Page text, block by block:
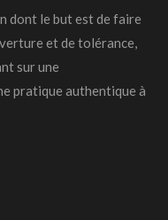
dont le but est de faire
et de tolérance,
sur une
pratique authentique à